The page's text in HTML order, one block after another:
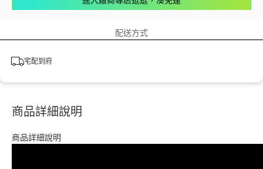
配送方式
宅配到府
商品詳細說明
商品詳細說明